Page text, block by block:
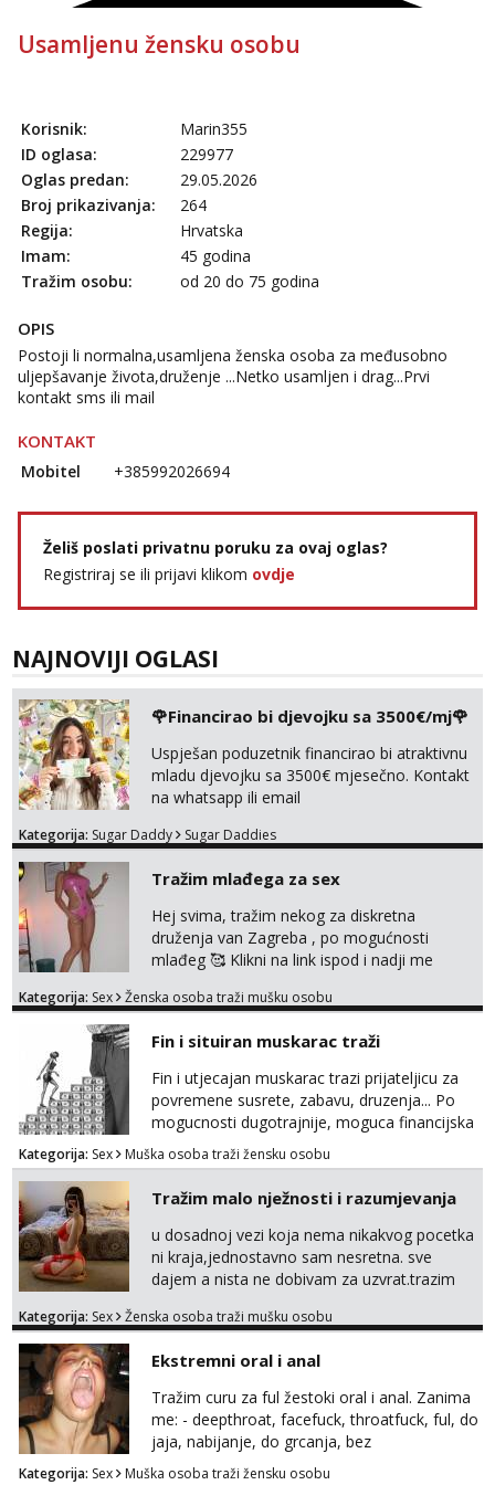
Usamljenu žensku osobu
Korisnik:
Marin355
ID oglasa:
229977
Oglas predan:
29.05.2026
Broj prikazivanja:
264
Regija:
Hrvatska
Imam:
45 godina
Tražim osobu:
od 20 do 75 godina
OPIS
Postoji li normalna,usamljena ženska osoba za međusobno
uljepšavanje života,druženje ...Netko usamljen i drag...Prvi
kontakt sms ili mail
KONTAKT
Mobitel +385992026694
Želiš poslati privatnu poruku za ovaj oglas?
Registriraj se ili prijavi klikom ovdje
NAJNOVIJI OGLASI
🌹Financirao bi djevojku sa 3500€/mj🌹
Uspješan poduzetnik financirao bi atraktivnu
mladu djevojku sa 3500€ mjesečno. Kontakt
na whatsapp ili email
Kategorija: Sugar Daddy Sugar Daddies
Tražim mlađega za sex
Hej svima, tražim nekog za diskretna
druženja van Zagreba , po mogućnosti
mlađeg 🥰 Klikni na link ispod i nadji me
Kategorija: Sex Ženska osoba traži mušku osobu
Fin i situiran muskarac traži
Fin i utjecajan muskarac trazi prijateljicu za
povremene susrete, zabavu, druzenja... Po
mogucnosti dugotrajnije, moguca financijska
potpora!
Kategorija: Sex Muška osoba traži žensku osobu
Tražim malo nježnosti i razumjevanja
u dosadnoj vezi koja nema nikakvog pocetka
ni kraja,jednostavno sam nesretna. sve
dajem a nista ne dobivam za uzvrat.trazim
trazim puno samo malo njeznosti i
poljupce po tijelu koji me jako
pale,obozavam kad muskarac preuzme
kontrolu . javi se :) Klikni na link ispod i nadji
me tamo, cekam te!
Kategorija: Sex Ženska osoba traži mušku osobu
Ekstremni oral i anal
Tražim curu za ful žestoki oral i anal. Zanima
me: - deepthroat, facefuck, throatfuck, ful, do
jaja, nabijanje, do grcanja, bez
ograničavanja... - fisting (ili big insertions),
Kategorija: Sex Muška osoba traži žensku osobu